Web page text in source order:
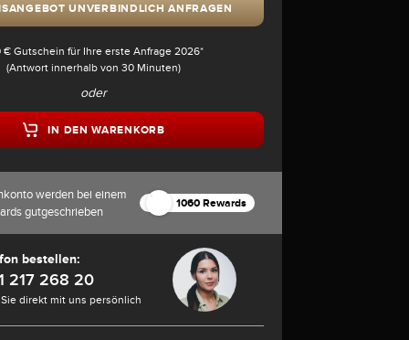
UNVERBINDLICH ANFRAGEN
€ Gutschein für Ihre erste Anfrage 2026*
(Antwort innerhalb von 30 Minuten)
oder
IN DEN WARENKORB
werden bei einem
gutgeschrieben
1060 Rewards
bestellen:
217 268 20
direkt mit uns persönlich